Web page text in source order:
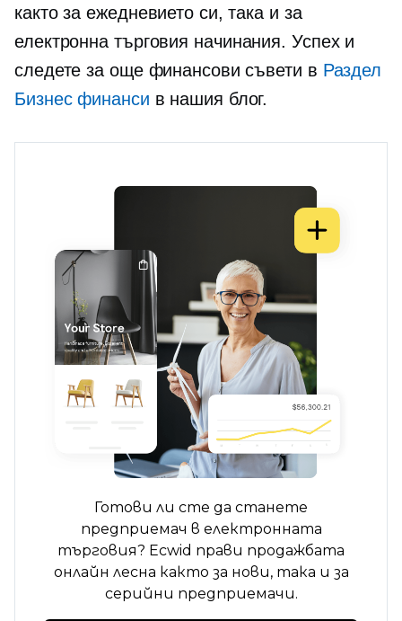
както за ежедневието си, така и за
електронна търговия начинания. Успех и
следете за още финансови съвети в Раздел
Бизнес финанси в нашия блог.
Готови ли сте да станете
предприемач в електронната
търговия? Ecwid прави продажбата
онлайн лесна както за нови, така и за
серийни предприемачи.